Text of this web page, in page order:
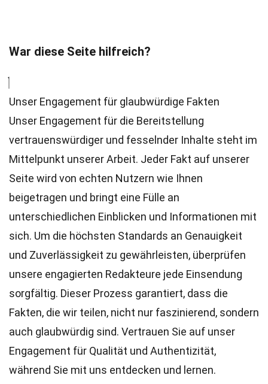
War diese Seite hilfreich?
Unser Engagement für glaubwürdige Fakten
Unser Engagement für die Bereitstellung
vertrauenswürdiger und fesselnder Inhalte steht im
Mittelpunkt unserer Arbeit. Jeder Fakt auf unserer
Seite wird von echten Nutzern wie Ihnen
beigetragen und bringt eine Fülle an
unterschiedlichen Einblicken und Informationen mit
sich. Um die höchsten Standards an Genauigkeit
und Zuverlässigkeit zu gewährleisten, überprüfen
unsere engagierten Redakteure jede Einsendung
sorgfältig. Dieser Prozess garantiert, dass die
Fakten, die wir teilen, nicht nur faszinierend, sondern
auch glaubwürdig sind. Vertrauen Sie auf unser
Engagement für Qualität und Authentizität,
während Sie mit uns entdecken und lernen.